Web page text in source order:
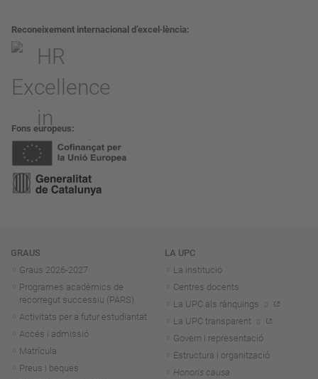
Reconeixement internacional d’excel·lència
Fons europeus
Navegació
GRAUS
Graus 2026-2027
Programes acadèmics de
recorregut successiu (PARS)
Activitats per a futur estudiantat
Accés i admissió
Matrícula
Preus i beques
LA UPC
La institució
Centres docents
La UPC als rànquings
La UPC transparent
Govern i representació
Estructura i organització
Honoris causa